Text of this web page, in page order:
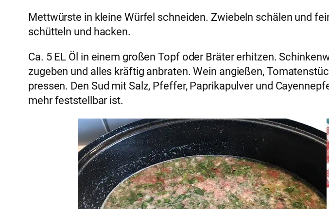
Mettwürste in kleine Würfel schneiden. Zwiebeln schälen und
schütteln und hacken.
Ca. 5 EL Öl in einem großen Topf oder Bräter erhitzen.
zugeben und alles kräftig anbraten. Wein angießen,
pressen. Den Sud mit Salz, Pfeffer, Paprikapulver und
mehr feststellbar ist.